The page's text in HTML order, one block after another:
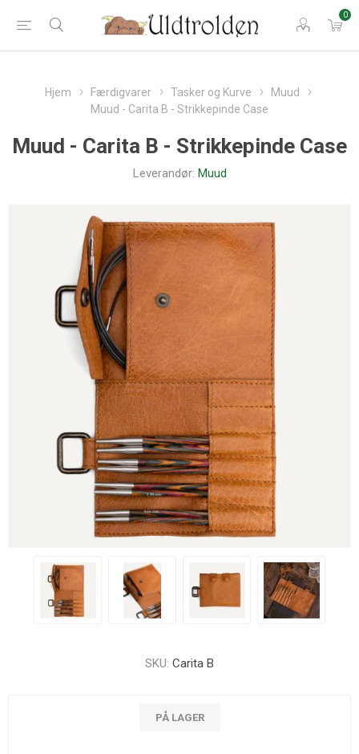
0
Hjem Færdigvarer Tasker og Kurve
Muud
Muud - Carita B - Strikkepinde Case
Muud - Carita B - Strikkepinde Case
Leverandør: Muud
SKU: Carita B
PÅ LAGER